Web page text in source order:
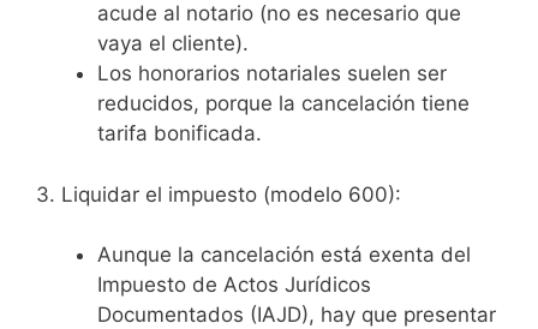
acude al notario (no es necesario que
vaya el cliente).
Los honorarios notariales suelen ser
reducidos, porque la cancelación tiene
tarifa bonificada.
3. Liquidar el impuesto (modelo 600):
Aunque la cancelación está exenta del
Impuesto de Actos Jurídicos
Documentados (IAJD), hay que presentar